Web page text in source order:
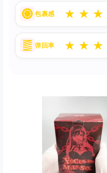
包裹感 ★ ★ ★
弹回率 ★ ★ ★